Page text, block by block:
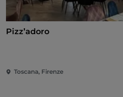
Pizz’adoro
Toscana, Firenze